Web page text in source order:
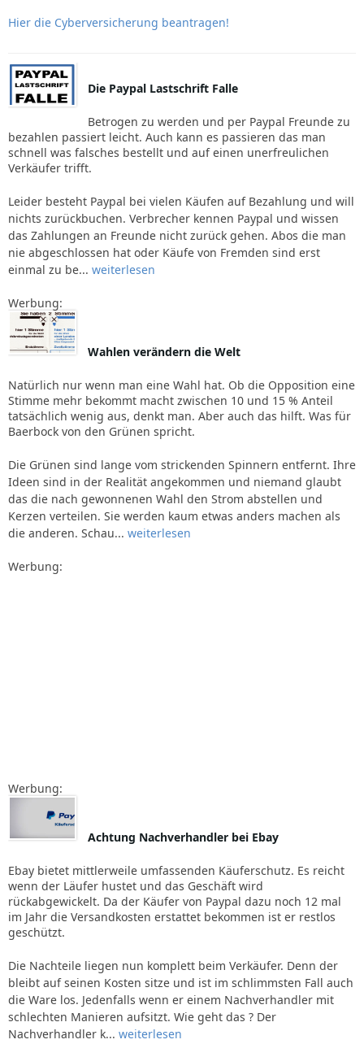
Hier die Cyberversicherung beantragen!
Die Paypal Lastschrift Falle
Betrogen zu werden und per Paypal Freunde zu
bezahlen passiert leicht. Auch kann es passieren das man
schnell was falsches bestellt und auf einen unerfreulichen
Verkäufer trifft.
Leider besteht Paypal bei vielen Käufen auf Bezahlung und will
nichts zurückbuchen. Verbrecher kennen Paypal und wissen
das Zahlungen an Freunde nicht zurück gehen. Abos die man
nie abgeschlossen hat oder Käufe von Fremden sind erst
einmal zu be... weiterlesen
Werbung:
Wahlen verändern die Welt
Natürlich nur wenn man eine Wahl hat. Ob die Opposition eine
Stimme mehr bekommt macht zwischen 10 und 15 % Anteil
tatsächlich wenig aus, denkt man. Aber auch das hilft. Was für
Baerbock von den Grünen spricht.
Die Grünen sind lange vom strickenden Spinnern entfernt. Ihre
Ideen sind in der Realität angekommen und niemand glaubt
das die nach gewonnenen Wahl den Strom abstellen und
Kerzen verteilen. Sie werden kaum etwas anders machen als
die anderen. Schau... weiterlesen
Werbung:
Werbung:
Achtung Nachverhandler bei Ebay
Ebay bietet mittlerweile umfassenden Käuferschutz. Es reicht
wenn der Läufer hustet und das Geschäft wird
rückabgewickelt. Da der Käufer von Paypal dazu noch 12 mal
im Jahr die Versandkosten erstattet bekommen ist er restlos
geschützt.
Die Nachteile liegen nun komplett beim Verkäufer. Denn der
bleibt auf seinen Kosten sitze und ist im schlimmsten Fall auch
die Ware los. Jedenfalls wenn er einem Nachverhandler mit
schlechten Manieren aufsitzt. Wie geht das ? Der
Nachverhandler k... weiterlesen